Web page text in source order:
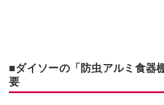
■ダイソーの「防虫アルミ食器
要